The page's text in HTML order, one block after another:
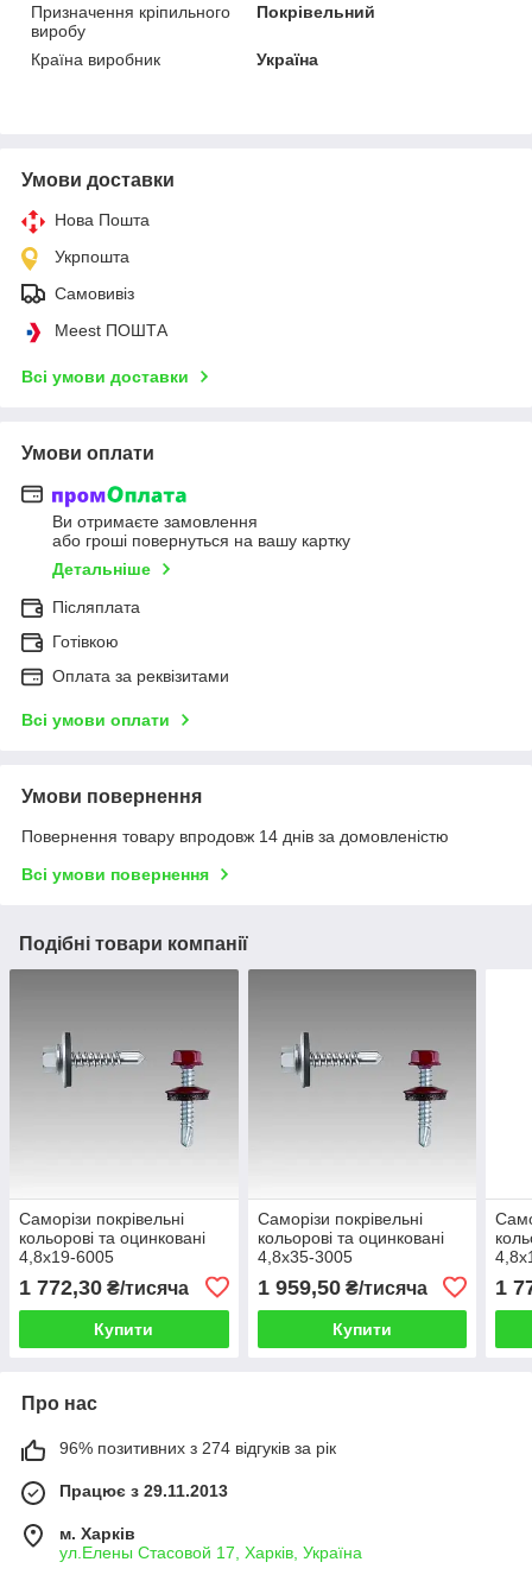
Призначення кріпильного
виробу
Покрівельний
Країна виробник Україна
Умови доставки
Нова Пошта
Укрпошта
Самовивіз
Meest ПОШТА
Всі умови доставки
Умови оплати
Ви отримаєте замовлення
або гроші повернуться на вашу картку
Детальніше
Післяплата
Готівкою
Оплата за реквізитами
Всі умови оплати
Умови повернення
Повернення товару впродовж 14 днів за домовленістю
Всі умови повернення
Подібні товари компанії
Саморізи покрівельні
кольорові та оцинковані
4,8x19-6005
1 772,30 ₴/тисяча
Купити
Саморізи покрівельні
кольорові та оцинковані
4,8х35-3005
1 959,50₴/тисяча
Купити
1
Про нас
96% позитивних з 274 відгуків за рік
Працює з 29.11.2013
м. Харків
ул.Елены Стасовой 17, Харків, Україна